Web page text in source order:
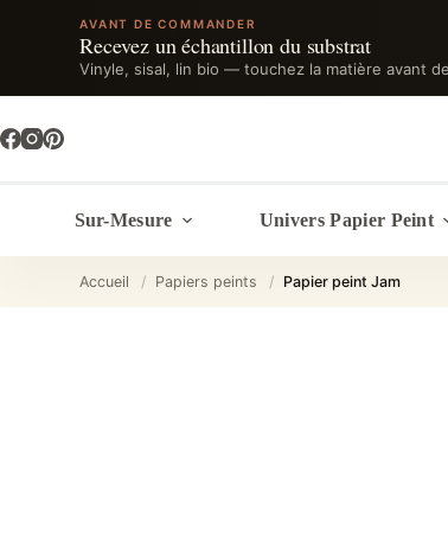
AVANT DE COMMANDER
Recevez un échantillon du substrat
Vinyle, sisal, lin bio — touchez la matière avant
au
contenu
Sur-Mesure Univers Papier Peint
Accueil / Papiers peints / Papier peint Jam